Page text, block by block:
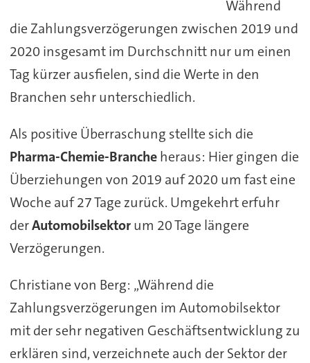
Während
die Zahlungsverzögerungen zwischen 2019 und
2020 insgesamt im Durchschnitt nur um einen
Tag kürzer ausfielen, sind die Werte in den
Branchen sehr unterschiedlich.
Als positive Überraschung stellte sich die
Pharma-Chemie-Brancheheraus: Hier gingen die
Überziehungen von 2019 auf 2020 um fast eine
Woche auf 27 Tage zurück. Umgekehrt erfuhr
derAutomobilsektorum 20 Tage längere
Verzögerungen.
Christiane von Berg: „Während die
Zahlungsverzögerungen im Automobilsektor
mit der sehr negativen Geschäftsentwicklung zu
erklären sind, verzeichnete auch der Sektor der